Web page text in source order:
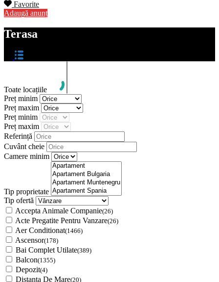
Favorite
Adaugă anunț
Terasa
Toate locațiile
Preț minim
Preț maxim
Preț minim
Preț maxim
Referință
Cuvânt cheie
Camere minim
Tip proprietate
Tip ofertă
Accepta Animale Companie(26)
Acte Pregatite Pentru Vanzare(26)
Aer Conditionat(1466)
Ascensor(178)
Bai Complet Utilate(389)
Balcon(1355)
Depozit(4)
Distanta De Mare(20)